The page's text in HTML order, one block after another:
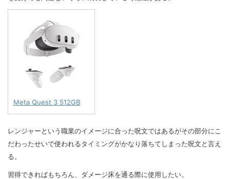
Meta Quest 3 512GB
レンジャーという職業のイメージに合った呪文ではあるがその部分にこ
だわったせいで使われるタイミングがかなり落ちてしまった呪文と言え
る。
習得できればもちろん、ダメージ床を通る際に使用したい。